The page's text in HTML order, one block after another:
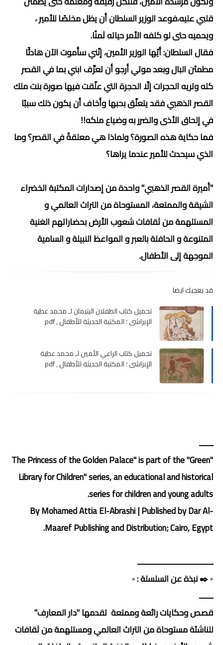
قلبي عليه،فوعد الوزير السلطان أن يظل مخلصًا للأمير ،
ويحميه حتى لو كلفه الأمر حياته ثمنًا.
فقال السلطان: أيّها الوزير الأمين، إنّني سأموت الآن هادئًا
مطمئن البال وبعد موتي أرجو أن تعرِّف ابني بما في القصر
كله وتريه الحجرات إلّا الحجرة التي علّقت فيها صورة بنت ملك
القصر الذهبي فقد يتعلّق بحبها وأخاف أن يكون ذلك سببًا
في إلحاق الأذى والضرر به وضياع ملكه!!
فما حكاية هذه الصورة؟ ولماذا هي معلقةٌ في القصر؟ وما
الذي سيحدث للأمير عندما يراها؟
"أميرة القصر الذهبي" واحدة من إصدارات المكتبة الخضراء
الشيقة والممتعة، المستوحاة من التراث العالمي و
المستلهمة من ثقافات شعوب الأرض بحضاراتهم الغنية
المتنوعة و الحافلة بالعبر و المواعظ النبيلة و السامية
الموجهة إلى الأطفال.
قد يعجبك ايضا
تحميل كتاب الطفلان اليتيمان لـ محمد عطية
الإبراشي ؛ المكتبة الحديثة للأطفال , pdf
تحميل كتاب الراعي الأمين لـ محمد عطية
الإبراشي ؛ المكتبة الحديثة للأطفال , pdf
ـــــــ
"The Princess of the Golden Palace" is part of the "Green
Library for Children" series, an educational and historical
series for children and young adults.
By Mohamed Attia El-Abrashi | Published by Dar Al-
Maaref Publishing and Distribution; Cairo, Egypt.
ــــــــــــــــــــــــــــــــــــــ
▫️ ✒️ نبذة عن السلسلة : ▫️
ـــــــ
قصص وحكايات رائعة وممتعة تقدمها "دار المعارف"
للناشئة مستوحاة من التراث العالمي ومستلهمة من ثقافات